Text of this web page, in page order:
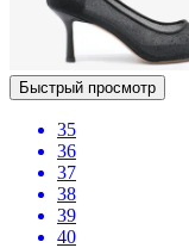
Быстрый просмотр
35
36
37
38
39
40